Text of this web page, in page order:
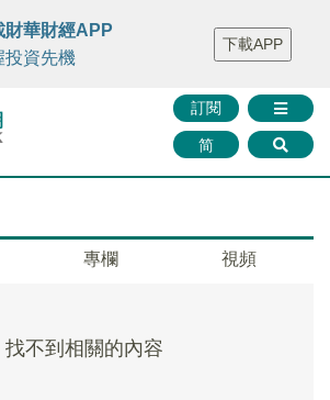
FINTV FINMETA 財華證券 媒體矩陣
智庫沙龍
聯絡我們
訂閱
简
財華財經APP
投資先機
下載APP
專欄 視頻
找不到相關的內容